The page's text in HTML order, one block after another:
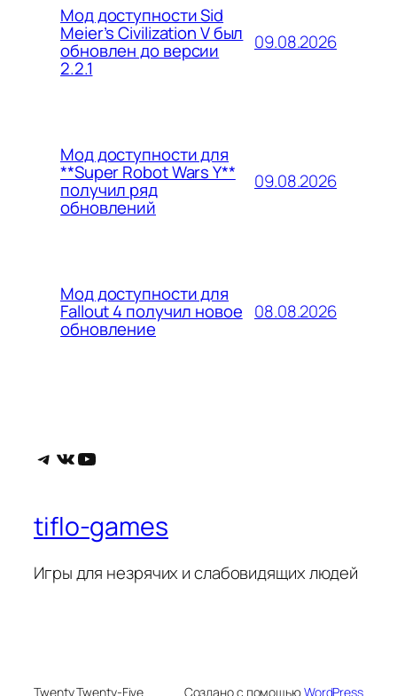
Мод доступности Sid
Meier’s Civilization V был
обновлен до версии
2.2.1
09.08.2026
Мод доступности для
**Super Robot Wars Y**
получил ряд
обновлений
09.08.2026
Мод доступности для
Fallout 4 получил новое
обновление
08.08.2026
Telegram
ВКонтакте
YouTube
tiflo-games
Игры для незрячих и слабовидящих людей
Twenty Twenty-Five Создано с помощьюWordPress